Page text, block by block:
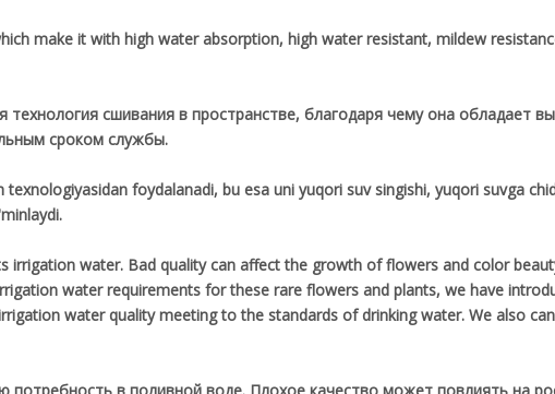
make it with high water absorption, high water resistant, mildew
сшивания в пространстве, благодаря чему она обладает
сроком службы.
foydalanadi, bu esa uni yuqori suv singishi, yuqori suvga
irrigation water. Bad quality can affect the growth of flowers and color
water requirements for these rare flowers and plants, we have
water quality meeting to the standards of drinking water. We also